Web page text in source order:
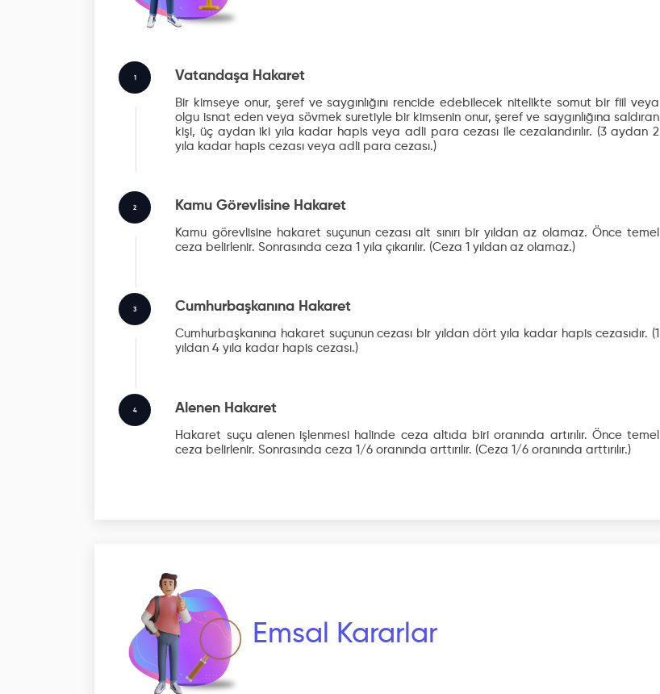
1 Vatandaşa Hakaret
Bir kimseye onur, şeref ve saygınlığını rencide edebilecek nitelikte somut bir fiil veya
olgu isnat eden veya sövmek suretiyle bir kimsenin onur, şeref ve saygınlığına saldıran
kişi, üç aydan iki yıla kadar hapis veya adli para cezası ile cezalandırılır. (3 aydan 2
yıla kadar hapis cezası veya adli para cezası.)
2 Kamu Görevlisine Hakaret
Kamu görevlisine hakaret suçunun cezası alt sınırı bir yıldan az olamaz. Önce temel
ceza belirlenir. Sonrasında ceza 1 yıla çıkarılır. (Ceza 1 yıldan az olamaz.)
3 Cumhurbaşkanına Hakaret
Cumhurbaşkanına hakaret suçunun cezası bir yıldan dört yıla kadar hapis cezasıdır. (1
yıldan 4 yıla kadar hapis cezası.)
4 Alenen Hakaret
Hakaret suçu alenen işlenmesi halinde ceza altıda biri oranında artırılır. Önce temel
ceza belirlenir. Sonrasında ceza 1/6 oranında arttırılır. (Ceza 1/6 oranında arttırılır.)
Emsal Kararlar